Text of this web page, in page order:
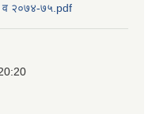
व २०७४-७५.pdf